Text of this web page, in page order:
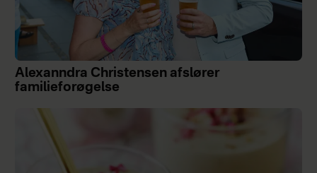
Alexanndra Christensen afslører
familieforøgelse